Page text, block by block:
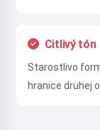
Citlivý tón
Starostlivo
hranice druhej